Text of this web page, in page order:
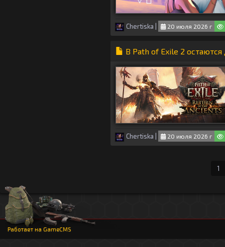
Chertiska 20 июля 2026 г
В Path of Exile 2
Chertiska 20 июля 2026 г
1
Работает на GameCMS